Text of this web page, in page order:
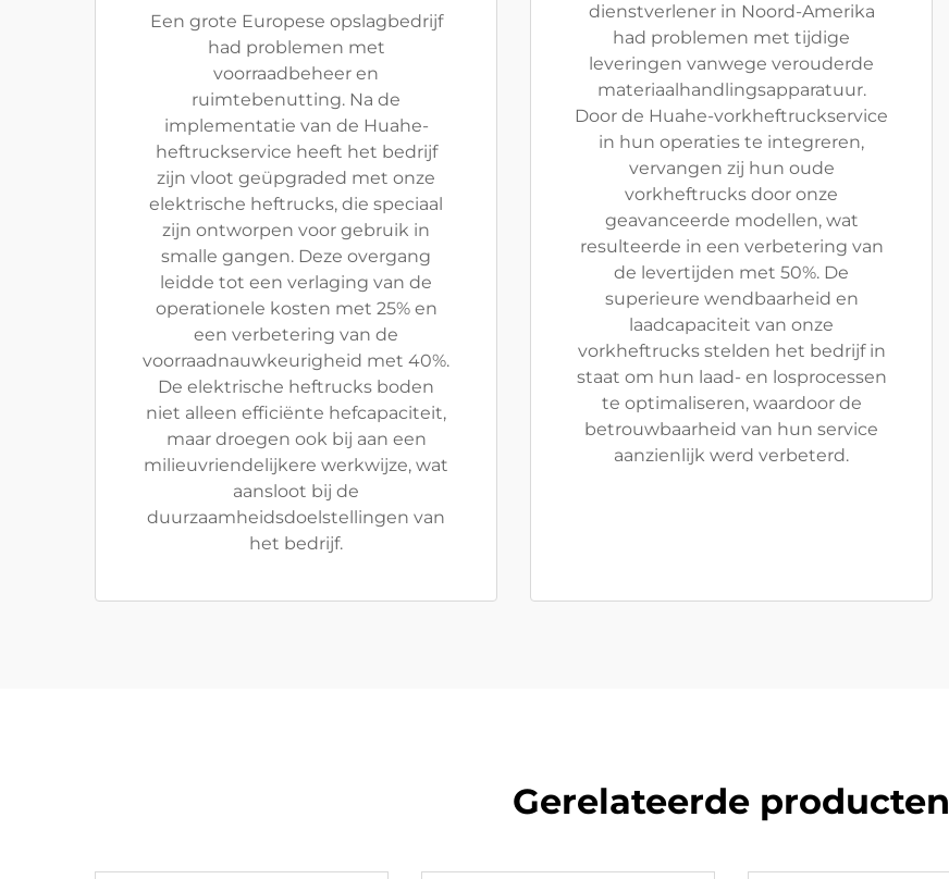
Een grote Europese opslagbedrijf
had problemen met
voorraadbeheer en
ruimtebenutting. Na de
implementatie van de Huahe-
heftruckservice heeft het bedrijf
zijn vloot geüpgraded met onze
elektrische heftrucks, die speciaal
zijn ontworpen voor gebruik in
smalle gangen. Deze overgang
leidde tot een verlaging van de
operationele kosten met 25% en
een verbetering van de
voorraadnauwkeurigheid met 40%.
De elektrische heftrucks boden
niet alleen efficiënte hefcapaciteit,
maar droegen ook bij aan een
milieuvriendelijkere werkwijze, wat
aansloot bij de
duurzaamheidsdoelstellingen van
het bedrijf.
dienstverlener in Noord-Amerika
had problemen met tijdige
leveringen vanwege verouderde
materiaalhandlingsapparatuur.
Door de Huahe-vorkheftruckservice
in hun operaties te integreren,
vervangen zij hun oude
vorkheftrucks door onze
geavanceerde modellen, wat
resulteerde in een verbetering van
de levertijden met 50%. De
superieure wendbaarheid en
laadcapaciteit van onze
vorkheftrucks stelden het bedrijf in
staat om hun laad- en losprocessen
te optimaliseren, waardoor de
betrouwbaarheid van hun service
aanzienlijk werd verbeterd.
Gerelateerde producten